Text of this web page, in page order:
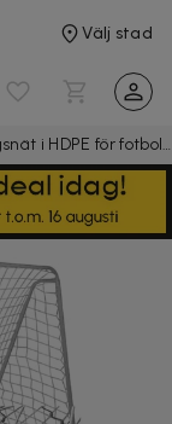
Välj stad
Ersättningsnät i HDPE för fotbollsmål 213x150x90 cm